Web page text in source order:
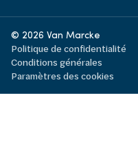
© 2026 Van Marcke
Politique de confidentialité
Conditions générales
Paramètres des cookies